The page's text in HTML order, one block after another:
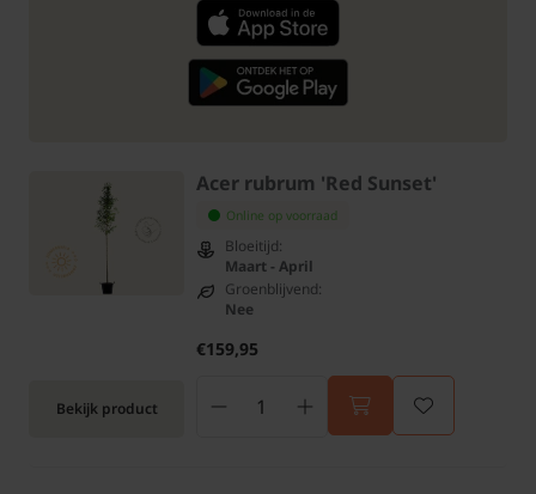
Bekijk product
Acer rubrum 'Red Sunset'
Online op voorraad
Bloeitijd:
Maart - April
Groenblijvend:
Nee
€159,95